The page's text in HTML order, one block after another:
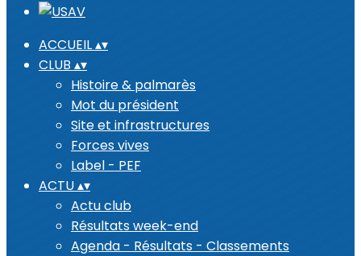
ACCUEIL▴▾
CLUB ▴▾
Histoire & palmarès
Mot du président
Site et infrastructures
Forces vives
Label - PEF
ACTU▴▾
Actu club
Résultats week-end
Agenda - Résultats - Classements